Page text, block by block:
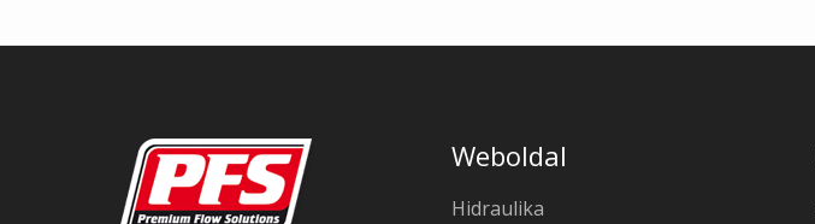
Weboldal
Hidraulika